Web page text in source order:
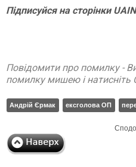
Підписуйсянасторінки
Повідомити про помилку -
помилку мишею і натисніть
Андрій Єрмак ексголова ОП